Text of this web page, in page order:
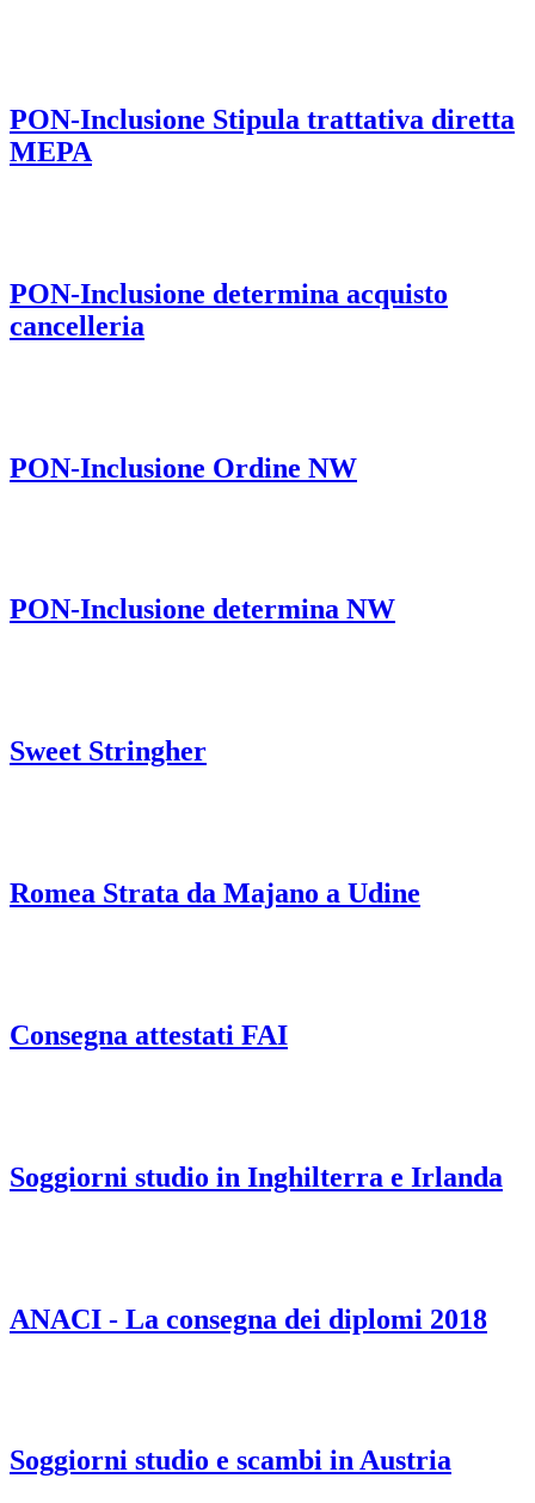
PON-Inclusione Stipula trattativa diretta
MEPA
PON-Inclusione determina acquisto
cancelleria
PON-Inclusione Ordine NW
PON-Inclusione determina NW
Sweet Stringher
Romea Strata da Majano a Udine
Consegna attestati FAI
Soggiorni studio in Inghilterra e Irlanda
ANACI - La consegna dei diplomi 2018
Soggiorni studio e scambi in Austria